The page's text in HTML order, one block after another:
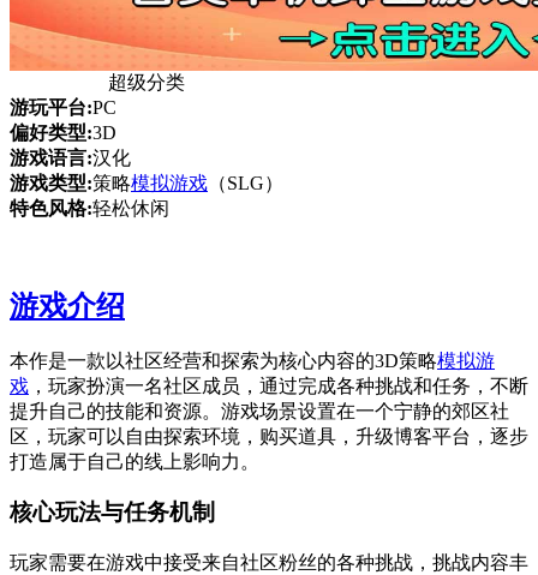
超级分类
游玩平台:PC
偏好类型:3D
游戏语言:汉化
游戏类型:策略模拟游戏 （SLG）
特色风格:轻松休闲
游戏介绍
本作是一款以社区经营和探索为核心内容的3D策略模拟游
戏 ，玩家扮演一名社区成员，通过完成各种挑战和任务，不断
提升自己的技能和资源。游戏场景设置在一个宁静的郊区社
区，玩家可以自由探索环境，购买道具，升级博客平台，逐步
打造属于自己的线上影响力。
核心玩法与任务机制
玩家需要在游戏中接受来自社区粉丝的各种挑战，挑战内容丰